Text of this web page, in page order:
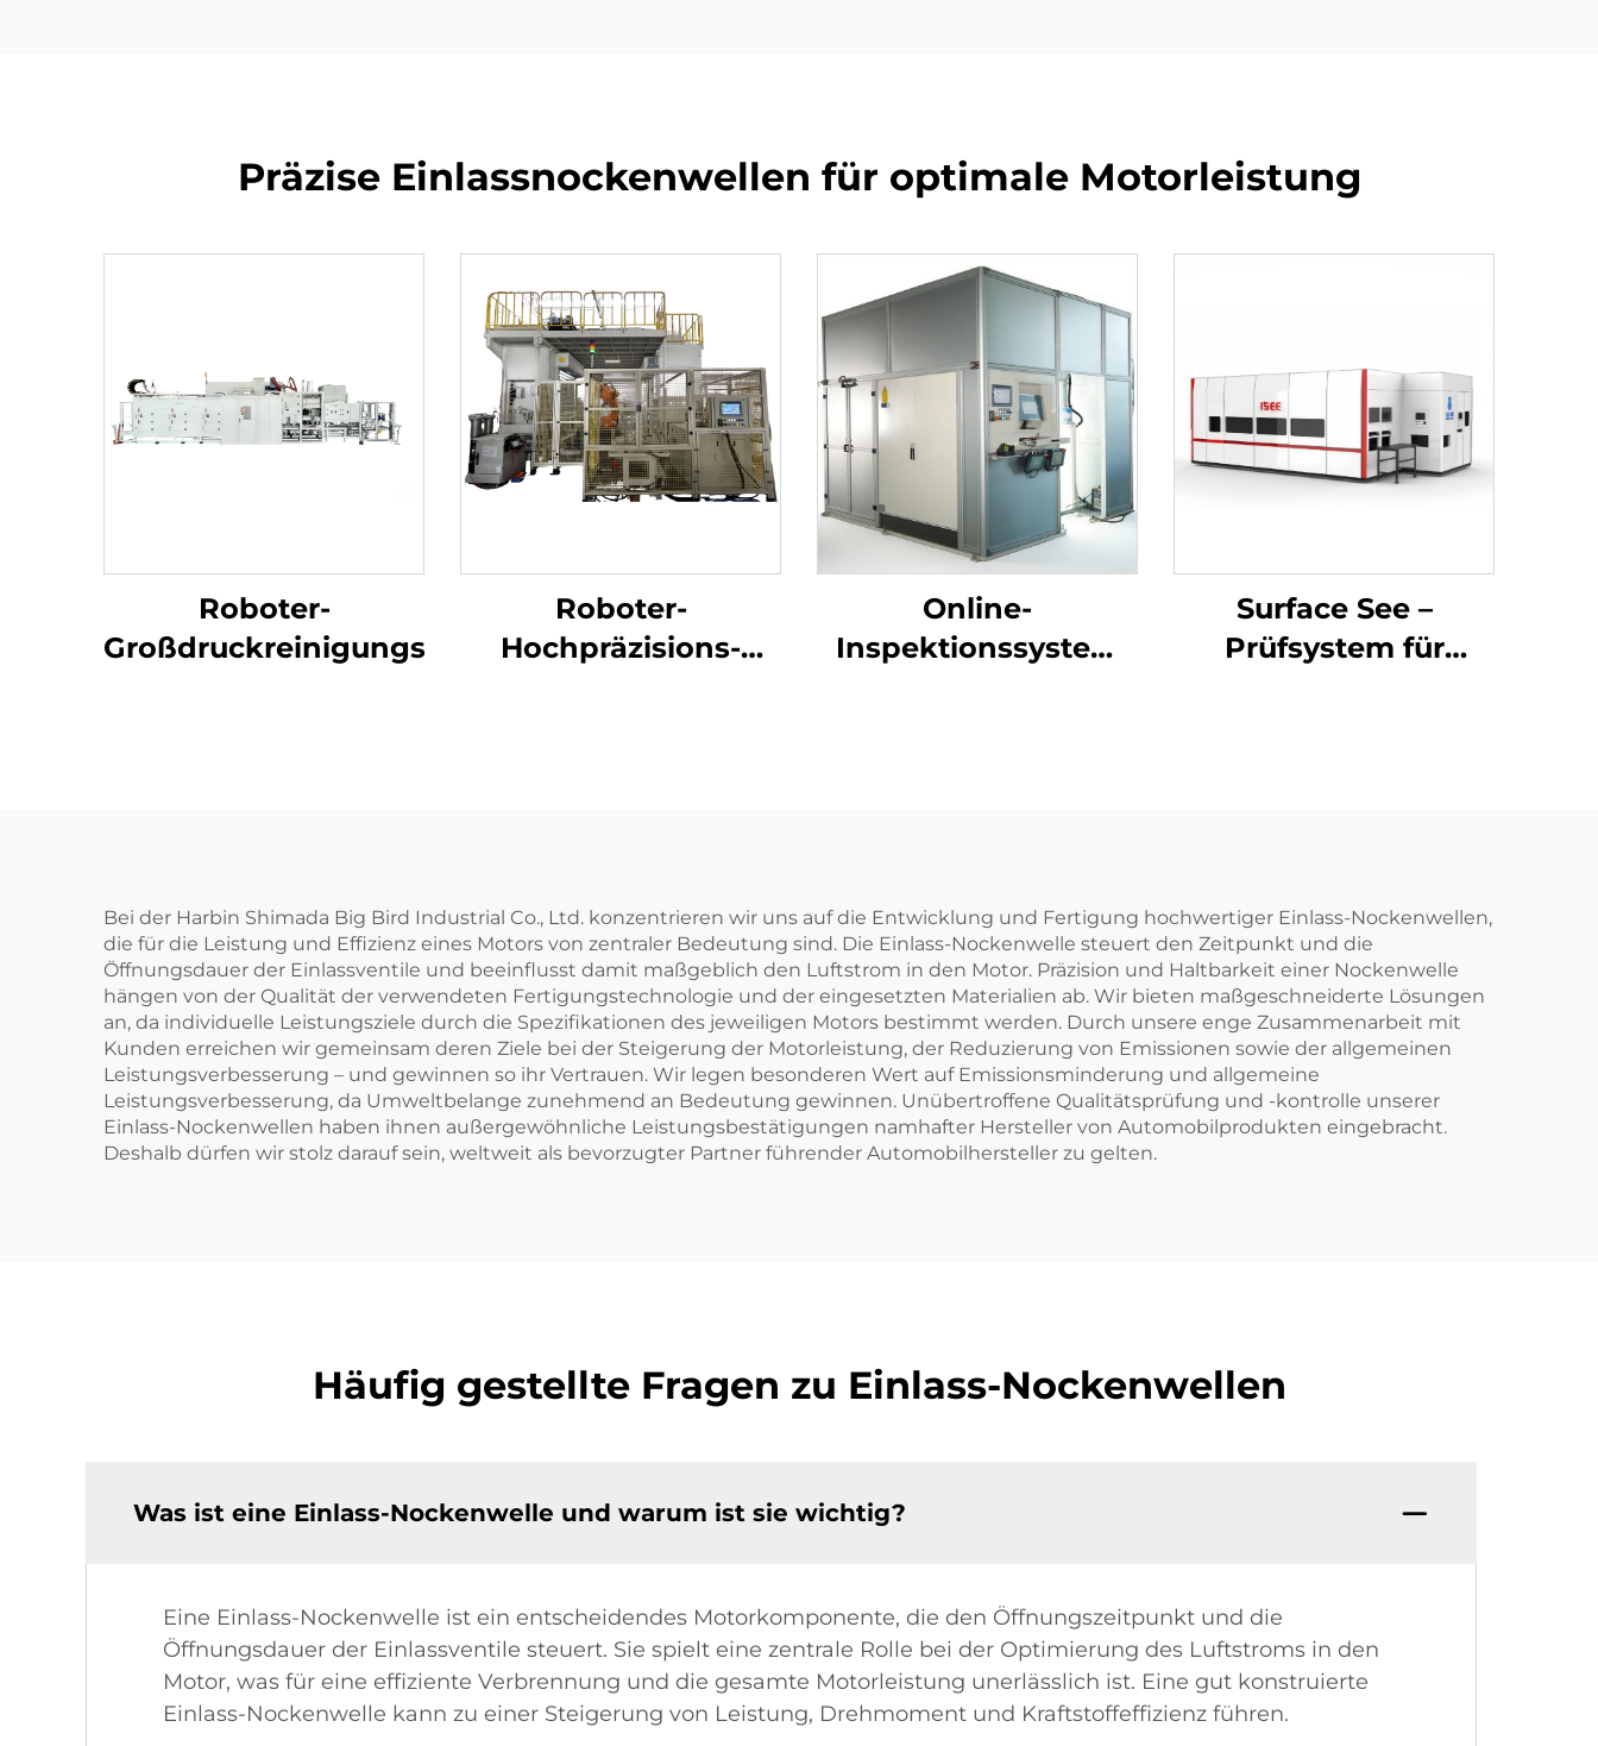
Präzise Einlassnockenwellen für optimale Motorleistung
Roboter-
Großdruckreinigungsmaschine
Roboter-
Hochpräzisions-
Online-
Inspektionssystem
Surface See –
Prüfsystem für
Bei der Harbin Shimada Big Bird Industrial Co., Ltd. konzentrieren wir uns auf die Entwicklung und Fertigung hochwertiger Einlass-Nockenwellen,
die für die Leistung und Effizienz eines Motors von zentraler Bedeutung sind. Die Einlass-Nockenwelle steuert den Zeitpunkt und die
Öffnungsdauer der Einlassventile und beeinflusst damit maßgeblich den Luftstrom in den Motor. Präzision und Haltbarkeit einer Nockenwelle
hängen von der Qualität der verwendeten Fertigungstechnologie und der eingesetzten Materialien ab. Wir bieten maßgeschneiderte Lösungen
an, da individuelle Leistungsziele durch die Spezifikationen des jeweiligen Motors bestimmt werden. Durch unsere enge Zusammenarbeit mit
Kunden erreichen wir gemeinsam deren Ziele bei der Steigerung der Motorleistung, der Reduzierung von Emissionen sowie der allgemeinen
Leistungsverbesserung – und gewinnen so ihr Vertrauen. Wir legen besonderen Wert auf Emissionsminderung und allgemeine
Leistungsverbesserung, da Umweltbelange zunehmend an Bedeutung gewinnen. Unübertroffene Qualitätsprüfung und -kontrolle unserer
Einlass-Nockenwellen haben ihnen außergewöhnliche Leistungsbestätigungen namhafter Hersteller von Automobilprodukten eingebracht.
Deshalb dürfen wir stolz darauf sein, weltweit als bevorzugter Partner führender Automobilhersteller zu gelten.
Häufig gestellte Fragen zu Einlass-Nockenwellen
Was ist eine Einlass-Nockenwelle und warum ist sie wichtig?
Eine Einlass-Nockenwelle ist ein entscheidendes Motorkomponente, die den Öffnungszeitpunkt und die
Öffnungsdauer der Einlassventile steuert. Sie spielt eine zentrale Rolle bei der Optimierung des Luftstroms in den
Motor, was für eine effiziente Verbrennung und die gesamte Motorleistung unerlässlich ist. Eine gut konstruierte
Einlass-Nockenwelle kann zu einer Steigerung von Leistung, Drehmoment und Kraftstoffeffizienz führen.